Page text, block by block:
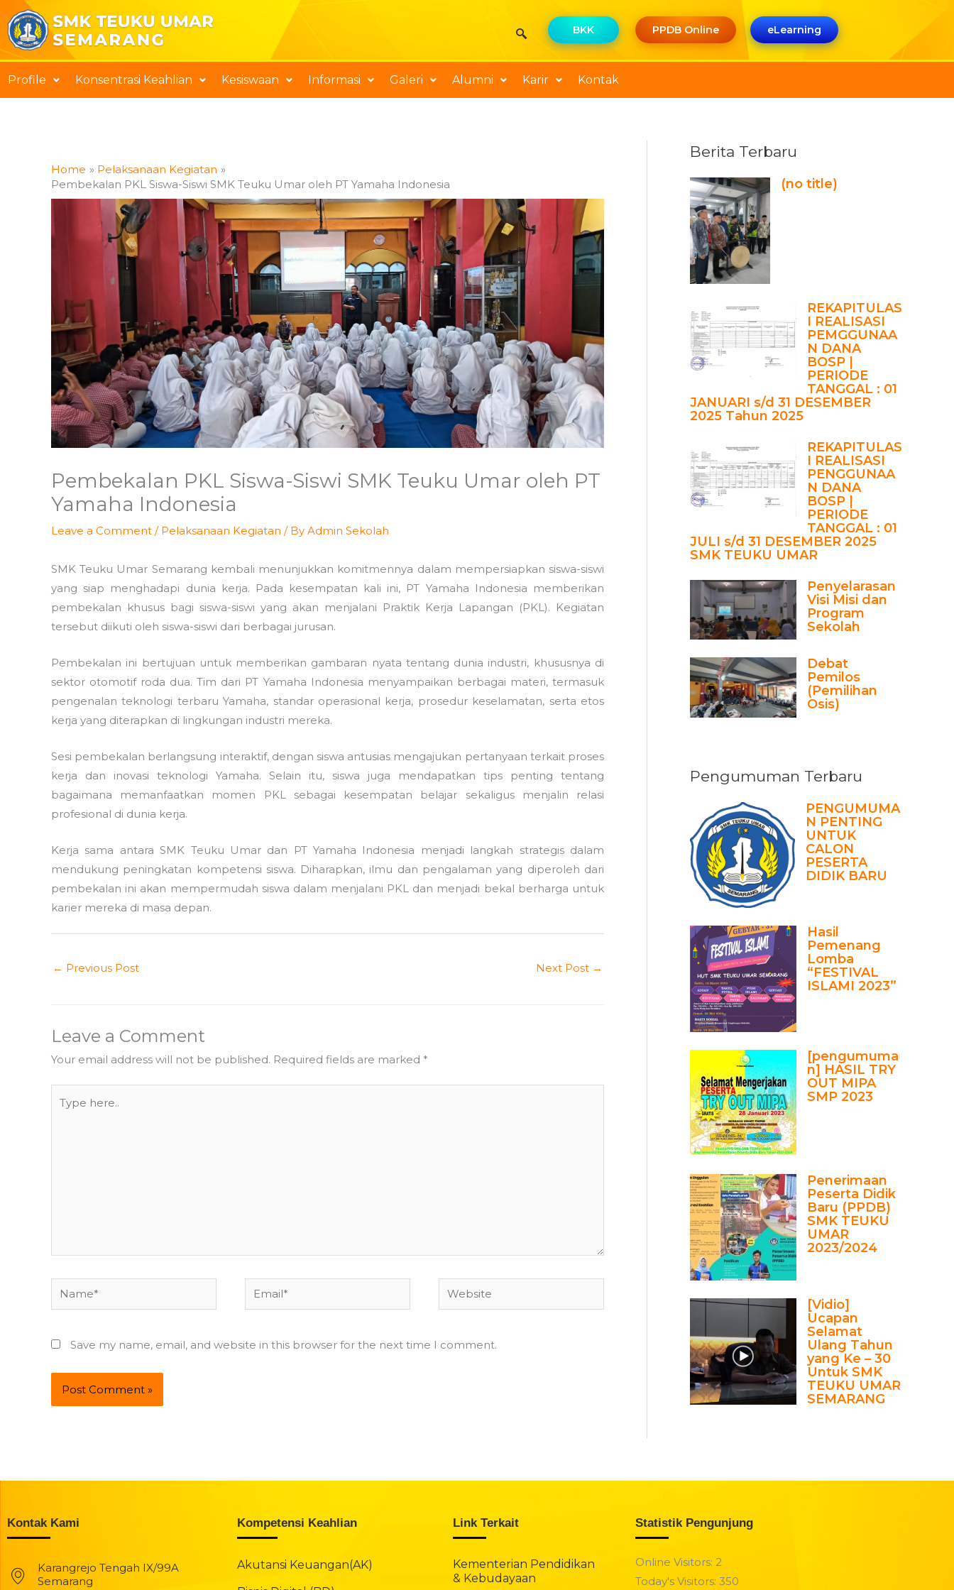
Skip
to
content
BKK PPDB Online eLearning
Profile Konsentrasi Keahlian Kesiswaan Informasi Galeri Alumni Karir Kontak
Home
Pelaksanaan Kegiatan
Pembekalan PKL Siswa-Siswi SMK Teuku Umar oleh PT Yamaha Indonesia
Pembekalan PKL Siswa-Siswi SMK Teuku Umar oleh PT
Yamaha Indonesia
Leave a Comment / Pelaksanaan Kegiatan / By Admin Sekolah
SMK Teuku Umar Semarang kembali menunjukkan komitmennya dalam mempersiapkan siswa-siswi
yang siap menghadapi dunia kerja. Pada kesempatan kali ini, PT Yamaha Indonesia memberikan
pembekalan khusus bagi siswa-siswi yang akan menjalani Praktik Kerja Lapangan (PKL). Kegiatan
tersebut diikuti oleh siswa-siswi dari berbagai jurusan.
Pembekalan ini bertujuan untuk memberikan gambaran nyata tentang dunia industri, khususnya di
sektor otomotif roda dua. Tim dari PT Yamaha Indonesia menyampaikan berbagai materi, termasuk
pengenalan teknologi terbaru Yamaha, standar operasional kerja, prosedur keselamatan, serta etos
kerja yang diterapkan di lingkungan industri mereka.
Sesi pembekalan berlangsung interaktif, dengan siswa antusias mengajukan pertanyaan terkait proses
kerja dan inovasi teknologi Yamaha. Selain itu, siswa juga mendapatkan tips penting tentang
bagaimana memanfaatkan momen PKL sebagai kesempatan belajar sekaligus menjalin relasi
profesional di dunia kerja.
Kerja sama antara SMK Teuku Umar dan PT Yamaha Indonesia menjadi langkah strategis dalam
mendukung peningkatan kompetensi siswa. Diharapkan, ilmu dan pengalaman yang diperoleh dari
pembekalan ini akan mempermudah siswa dalam menjalani PKL dan menjadi bekal berharga untuk
karier mereka di masa depan.
← Previous Post Next Post →
Leave a Comment
Your email address will not be published. Required fields are marked *
here..
Name* Email* Website
Save my name, email, and website in this browser for the next time I comment.
Berita Terbaru
(no title)
REKAPITULAS
I REALISASI
PEMGGUNAA
N DANA
BOSP |
PERIODE
TANGGAL : 01
JANUARI s/d 31 DESEMBER
2025 Tahun 2025
REKAPITULAS
I REALISASI
PENGGUNAA
N DANA
BOSP |
PERIODE
TANGGAL : 01
JULI s/d 31 DESEMBER 2025
SMK TEUKU UMAR
Penyelarasan
Visi Misi dan
Program
Sekolah
Debat
Pemilos
(Pemilihan
Osis)
Pengumuman Terbaru
PENGUMUMA
N PENTING
UNTUK
CALON
PESERTA
DIDIK BARU
Hasil
Pemenang
Lomba
“FESTIVAL
ISLAMI 2023”
[pengumuma
n] HASIL TRY
OUT MIPA
SMP 2023
Penerimaan
Peserta Didik
Baru (PPDB)
SMK TEUKU
UMAR
2023/2024
[Vidio]
Ucapan
Selamat
Ulang Tahun
yang Ke – 30
Untuk SMK
TEUKU UMAR
SEMARANG
Kontak Kami
Karangrejo Tengah IX/99A
Semarang
Kompetensi Keahlian
Akutansi Keuangan(AK)
Link Terkait
Kementerian Pendidikan
& Kebudayaan
Statistik Pengunjung
Online Visitors: 2
Today's Visitors:350